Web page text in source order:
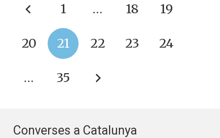
1 … 18 19
20 21 22 23 24
… 35
Converses a Catalunya